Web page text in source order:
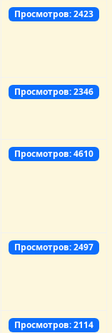
Просмотров: 2423
Просмотров: 2346
Просмотров: 4610
Просмотров: 2497
Просмотров: 2114